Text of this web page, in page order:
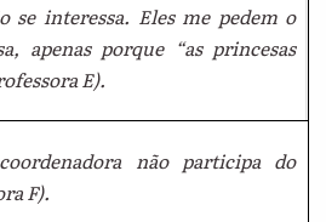
se interessa. Eles me pedem o
apenas porque “as princesas
E).
não participa do
F).